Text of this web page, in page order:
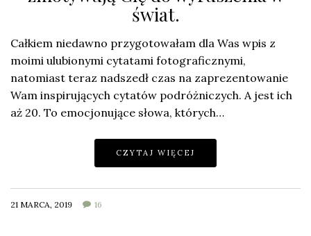
świat.
Całkiem niedawno przygotowałam dla Was wpis z
moimi ulubionymi cytatami fotograficznymi,
natomiast teraz nadszedł czas na zaprezentowanie
Wam inspirujących cytatów podróżniczych. A jest ich
aż 20. To emocjonujące słowa, których…
CZYTAJ WIĘCEJ
21 MARCA, 2019 16